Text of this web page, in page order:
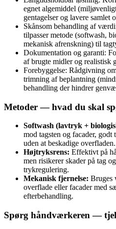
egnet algemiddel
gentagelser og lavere samlet
Skånsom behandling af
tilpasser metode (softwash,
mekanisk afrenskning) til
Dokumentation og garanti:
af brugte midler og realistisk
Forebyggelse: Rådgivning
trimning af beplantning
behandling der hindrer
Metoder — hvad du skal
Softwash (lavtryk +
mod tagsten og facader,
uden at beskadige overfladen.
Højtryksrens: Effektivt på
men risikerer skader på tag
trykregulering.
Mekanisk fjernelse: Bruges
overflade eller facader med
efterbehandling.
Spørg håndværkeren —